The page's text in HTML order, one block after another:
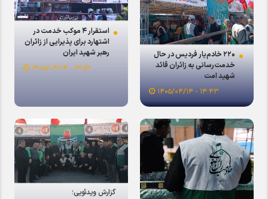
۲۲۰ خادم‌یار فردیس در حال
خدمت‌رسانی به زائران قائد
شهید امت
۱۴:۴۳ - ۱۴۰۵/۰۴/۱۴
استقرار ۴ موکب خدمت در
اشتهارد برای پذیرایی از زائران
رهبر شهید ایران
۱۳:۵۲ - ۱۴۰۵/۰۴/۱۴
گزارش ویدئویی؛